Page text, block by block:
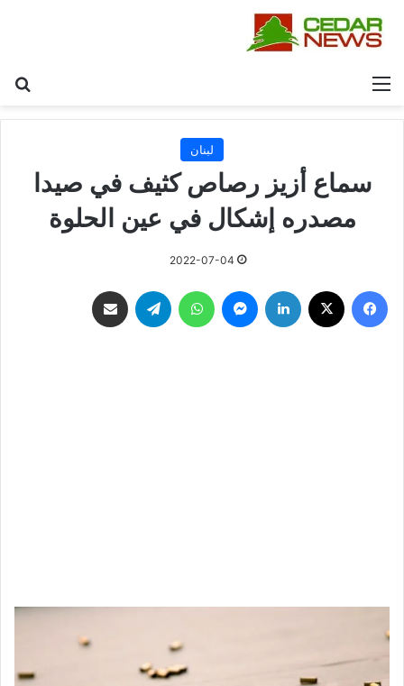
القائمة
لبنان
سماع أزيز رصاص كثيف في صيدا
مصدره إشكال في عين الحلوة
2022-07-04
فيسبوك لينكدإن ماسنجر واتساب تيلقرام